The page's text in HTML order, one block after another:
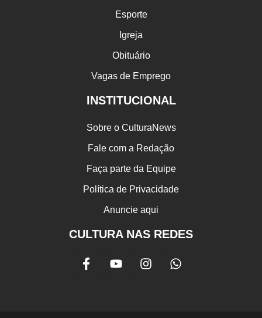
Esporte
Igreja
Obituário
Vagas de Emprego
INSTITUCIONAL
Sobre o CulturaNews
Fale com a Redação
Faça parte da Equipe
Política de Privacidade
Anuncie aqui
CULTURA NAS REDES